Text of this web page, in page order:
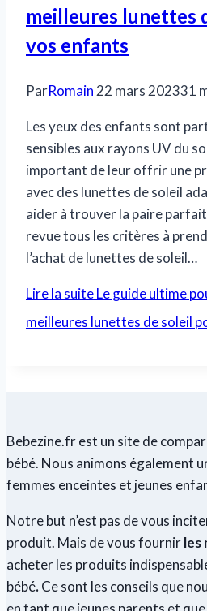
meilleures lunettes
vos enfants
ParRomain 22 mars 202331
Les yeux des enfants sont
sensibles aux rayons UV du
important de leur offrir une
avec des lunettes de soleil
aider à trouver la paire
revue tous les critères à
l’achat de lunettes de soleil…
Lire la suiteLe guide ultime
meilleures lunettes de soleil
Bebezine.fr est un site de
bébé. Nous animons également
femmes enceintes et jeunes
Notre but n’est pas de vous
produit. Mais de vous fournirles
acheter les produits
bébé.Ce sont les conseils que